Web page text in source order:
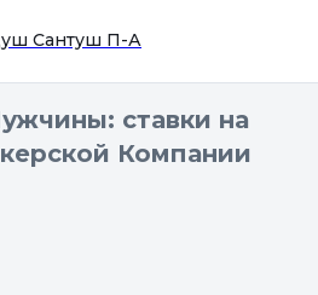
Сантуш П-А
ставки на
Компании